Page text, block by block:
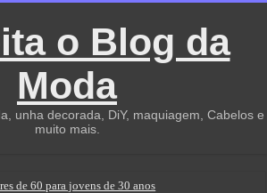
o Blog da
Moda
unha decorada, DiY, maquiagem, Cabelos e
muito mais.
de 60 para jovens de 30 anos